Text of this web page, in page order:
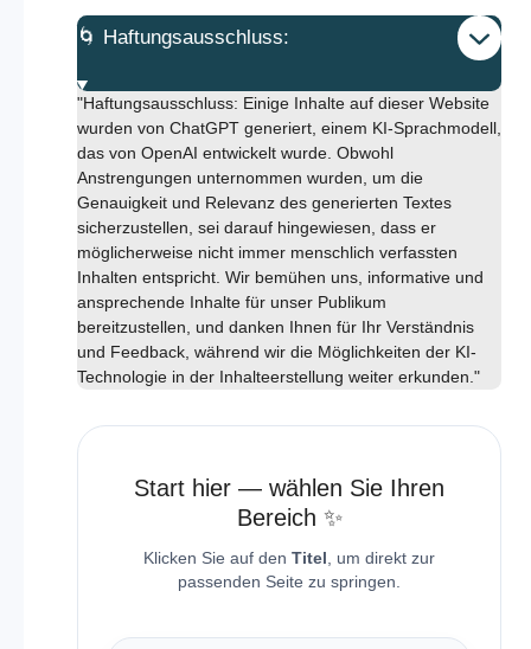
🌀 Haftungsausschluss:
"Haftungsausschluss: Einige Inhalte auf dieser Website
wurden von ChatGPT generiert, einem KI-Sprachmodell,
das von OpenAI entwickelt wurde. Obwohl
Anstrengungen unternommen wurden, um die
Genauigkeit und Relevanz des generierten Textes
sicherzustellen, sei darauf hingewiesen, dass er
möglicherweise nicht immer menschlich verfassten
Inhalten entspricht. Wir bemühen uns, informative und
ansprechende Inhalte für unser Publikum
bereitzustellen, und danken Ihnen für Ihr Verständnis
und Feedback, während wir die Möglichkeiten der KI-
Technologie in der Inhalteerstellung weiter erkunden."
Start hier — wählen Sie Ihren
Bereich ✨
Klicken Sie auf den Titel , um direkt zur
passenden Seite zu springen.